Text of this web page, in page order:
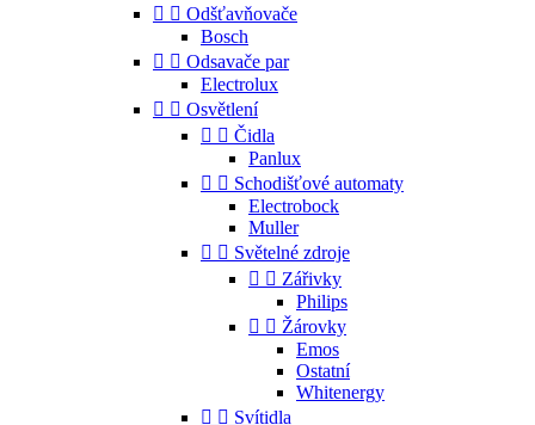
  Odšťavňovače
Bosch
  Odsavače par
Electrolux
  Osvětlení
  Čidla
Panlux
  Schodišťové automaty
Electrobock
Muller
  Světelné zdroje
  Zářivky
Philips
  Žárovky
Emos
Ostatní
Whitenergy
  Svítidla